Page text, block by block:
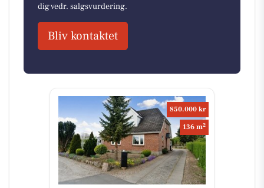
dig vedr. salgsvurdering.
Bliv kontaktet
850.000 kr
136 m2